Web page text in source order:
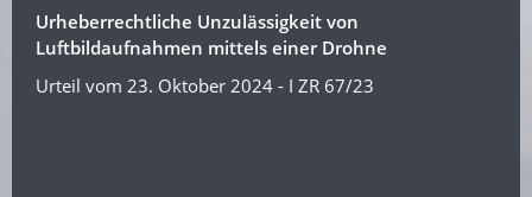
Urheberrechtliche Unzulässigkeit von
Luftbildaufnahmen mittels einer Drohne
Urteil vom 23. Oktober 2024 - I ZR 67/23